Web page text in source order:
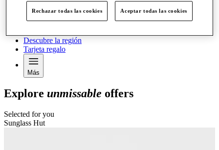
Planifica tu visita
¿Qué pasa?
Comer y beber
Descubre la región
Tarjeta regalo
Más
Explore unmissable offers
Selected for you
Sunglass Hut
Rechazar todas las cookies Aceptar todas las cookies